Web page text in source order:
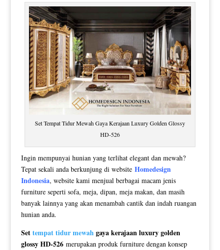
Set Tempat Tidur Mewah Gaya Kerajaan Luxury Golden Glossy
HD-526
Ingin mempunyai hunian yang terlihat elegant dan mewah?
Tepat sekali anda berkunjung di website Homedesign
Indonesia, website kami menjual berbagai macam jenis
furniture seperti sofa, meja, dipan, meja makan, dan masih
banyak lainnya yang akan menambah cantik dan indah ruangan
hunian anda.
Settempat tidur mewahgaya kerajaan luxury golden
glossy HD-526merupakan produk furniture dengan konsep